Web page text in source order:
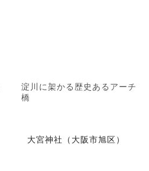
淀川に架かる歴史あるアーチ
橋
大宮神社（大阪市旭区）